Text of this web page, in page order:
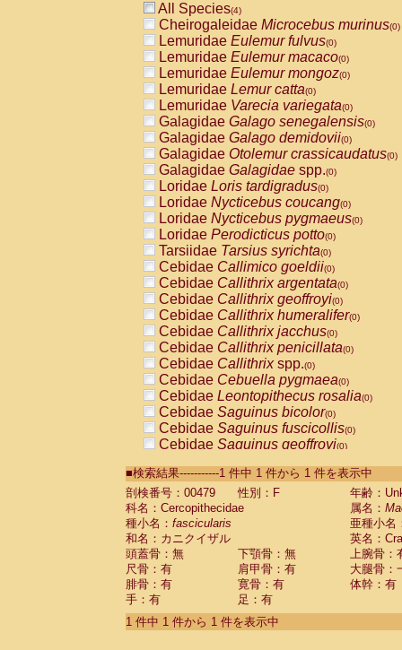
All Species(4)
Cheirogaleidae Microcebus murinus(0)
Lemuridae Eulemur fulvus(0)
Lemuridae Eulemur macaco(0)
Lemuridae Eulemur mongoz(0)
Lemuridae Lemur catta(0)
Lemuridae Varecia variegata(0)
Galagidae Galago senegalensis(0)
Galagidae Galago demidovii(0)
Galagidae Otolemur crassicaudatus(0)
Galagidae Galagidae spp.(0)
Loridae Loris tardigradus(0)
Loridae Nycticebus coucang(0)
Loridae Nycticebus pygmaeus(0)
Loridae Perodicticus potto(0)
Tarsiidae Tarsius syrichta(0)
Cebidae Callimico goeldii(0)
Cebidae Callithrix argentata(0)
Cebidae Callithrix geoffroyi(0)
Cebidae Callithrix humeralifer(0)
Cebidae Callithrix jacchus(0)
Cebidae Callithrix penicillata(0)
Cebidae Callithrixspp.(0)
Cebidae Cebuella pygmaea(0)
Cebidae Leontopithecus rosalia(0)
Cebidae Saguinus bicolor(0)
Cebidae Saguinus fuscicollis(0)
Cebidae Saguinus geoffroyi(0)
CebidaeSaguinus labiatus(0)
Cebidae Saguinus leucopus (0)
CebidaeSaguinus midas
CebidaeSaguinus mystax
CebidaeSaguinus nigricollis (1)
Cebidae Saguinus oedipus
Cebidae Saguinus weddelli
Cebidae Saguinusspp.
Cebidae Aotus trivirgatus
Cebidae Cebus albifrons
■検索結果-----------1 件中 1 件から 1 件を表示中
剖検番号：00479
性別：F
年齢：
科名：Cercopithecidae
属名：
種小名： fascicularis
亜種小名
和名：カニクイザル
英名：
頭蓋骨：無
下顎骨：無
上腕骨：
尺骨：有
肩甲骨：有
大腿骨：
腓骨：有
寛骨：有
体幹：有
手：有
足：有
1 件中 1 件から 1 件を表示中